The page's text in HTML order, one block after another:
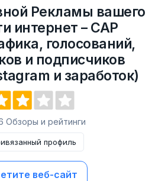
Рекламы вашего
интернет – САР
голосований,
и подписчиков
и заработок)
Обзоры и рейтинги
профиль
веб-сайт